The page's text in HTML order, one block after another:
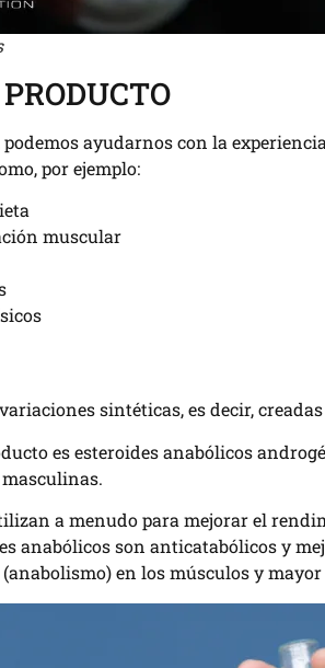
ayudarnos con la
por ejemplo:
muscular
sintéticas, es decir,
es esteroides anabólicos
a menudo para mejorar el
anabólicos son anticatabólicos y
en los músculos y